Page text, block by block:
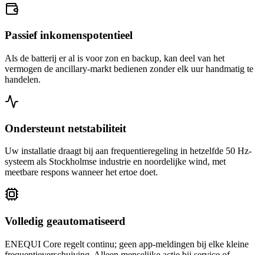
Passief inkomenspotentieel
Als de batterij er al is voor zon en backup, kan deel van het
vermogen de ancillary-markt bedienen zonder elk uur handmatig te
handelen.
Ondersteunt netstabiliteit
Uw installatie draagt bij aan frequentieregeling in hetzelfde 50 Hz-
systeem als Stockholmse industrie en noordelijke wind, met
meetbare respons wanneer het ertoe doet.
Volledig geautomatiseerd
ENEQUI Core regelt continu; geen app-meldingen bij elke kleine